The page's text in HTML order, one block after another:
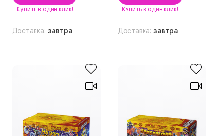
Купить в один клик!
Доставка: завтра
Купить в один клик!
Доставка: завтра